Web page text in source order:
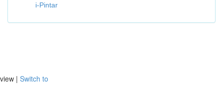
i-Pintar
view | Switch to